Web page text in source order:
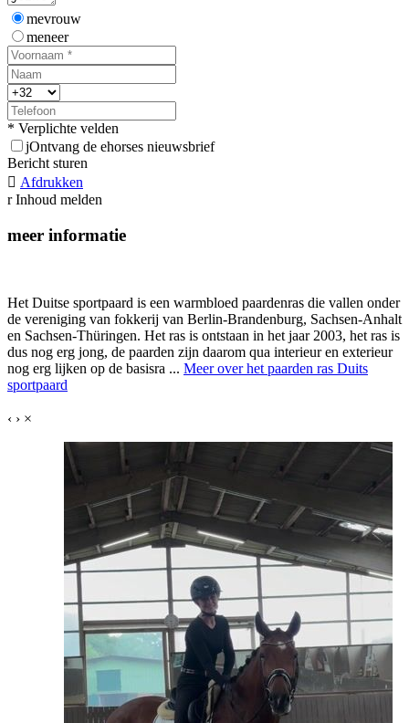
mevrouw
meneer
* Verplichte velden
jOntvang de ehorses nieuwsbrief
Bericht sturen
 Afdrukken
r Inhoud melden
meer informatie
Het Duitse sportpaard is een warmbloed paardenras die vallen onder
de vereniging van fokkerij van Berlin-Brandenburg, Sachsen-Anhalt
en Sachsen-Thüringen. Het ras is ontstaan in het jaar 2003, het ras is
dus nog erg jong, de paarden zijn daarom qua interieur en exterieur
nog erg lijken op de basisra ... Meer over het paarden ras Duits
sportpaard
‹ › ×